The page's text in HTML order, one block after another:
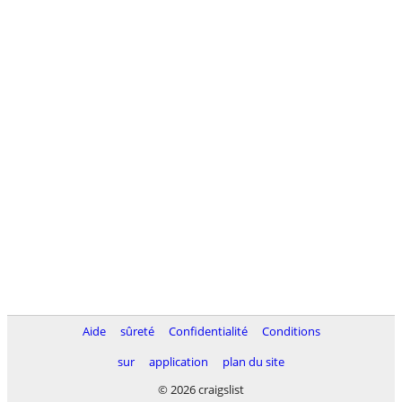
Aide sûreté Confidentialité
Conditions
sur
application
plan du site
© 2026 craigslist